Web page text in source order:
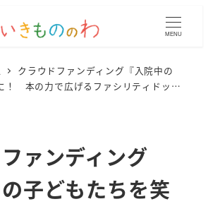
MENU
クラウドファンディング『入院中の
！ 本の力で広げるファシリティドッグ
ァンディング
の子どもたちを笑